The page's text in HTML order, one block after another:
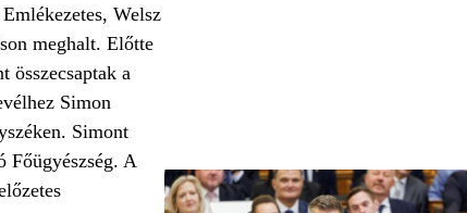
Emlékezetes, Welsz
meghalt. Előtte
összecsaptak a
Simon
Simont
Főügyészség. A